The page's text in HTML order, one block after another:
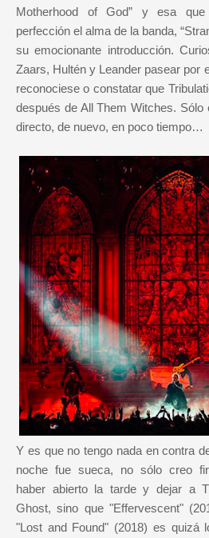
Motherhood of God” y esa
perfección el alma de la banda,
su emocionante introducción.
Zaars, Hultén y Leander pasear por
reconociese o constatar que
después de All Them Witches.
directo, de nuevo, en poco tiempo…
Y es que no tengo nada en contra
noche fue sueca, no sólo creo
haber abierto la tarde y dejar a
Ghost, sino que "Effervescent"
"Lost and Found" (2018) es quizá